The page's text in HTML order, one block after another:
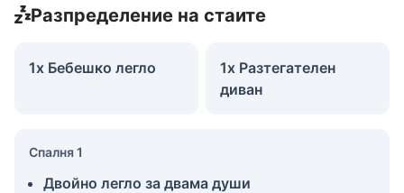
Разпределение на стаите
1x Бебешко легло
1x Разтегателен
диван
Спалня 1
Двойно легло за двама души